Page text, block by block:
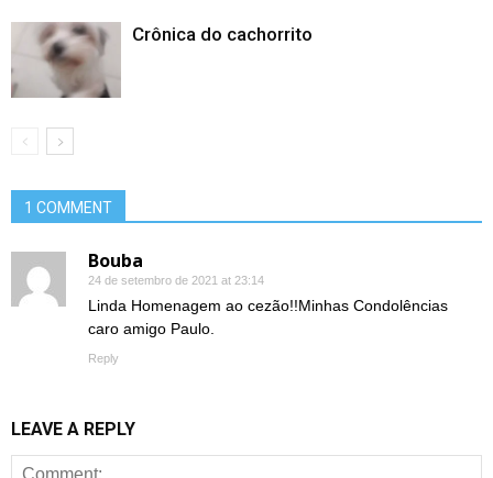
Crônica do cachorrito
1 COMMENT
Bouba
24 de setembro de 2021 at 23:14
Linda Homenagem ao cezão!!Minhas Condolências
caro amigo Paulo.
Reply
LEAVE A REPLY